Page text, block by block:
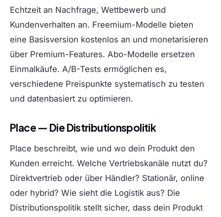
Echtzeit an Nachfrage, Wettbewerb und
Kundenverhalten an. Freemium-Modelle bieten
eine Basisversion kostenlos an und monetarisieren
über Premium-Features. Abo-Modelle ersetzen
Einmalkäufe. A/B-Tests ermöglichen es,
verschiedene Preispunkte systematisch zu testen
und datenbasiert zu optimieren.
Place — Die Distributionspolitik
Place beschreibt, wie und wo dein Produkt den
Kunden erreicht. Welche Vertriebskanäle nutzt du?
Direktvertrieb oder über Händler? Stationär, online
oder hybrid? Wie sieht die Logistik aus? Die
Distributionspolitik stellt sicher, dass dein Produkt